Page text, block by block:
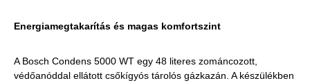
Energiamegtakarítás és magas komfortszint
A Bosch Condens 5000 WT egy 48 literes zománcozott,
védőanóddal ellátott csőkígyós tárolós gázkazán. A készülékben